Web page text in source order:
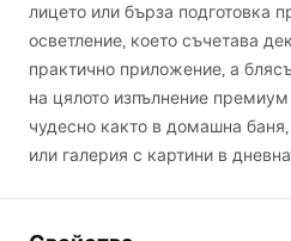
лицето или бърза подготовка
осветление, което съчетава
практично приложение, а
на цялото изпълнение
чудесно както в домашна баня,
или галерия с картини в